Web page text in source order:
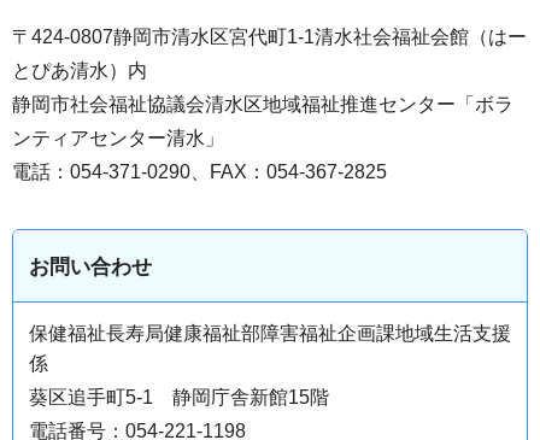
〒424-0807静岡市清水区宮代町1-1清水社会福祉会館（はー
とぴあ清水）内
静岡市社会福祉協議会清水区地域福祉推進センター「ボラ
ンティアセンター清水」
電話：054-371-0290、FAX：054-367-2825
お問い合わせ
保健福祉長寿局健康福祉部障害福祉企画課地域生活支援
係
葵区追手町5-1 静岡庁舎新館15階
電話番号：054-221-1198